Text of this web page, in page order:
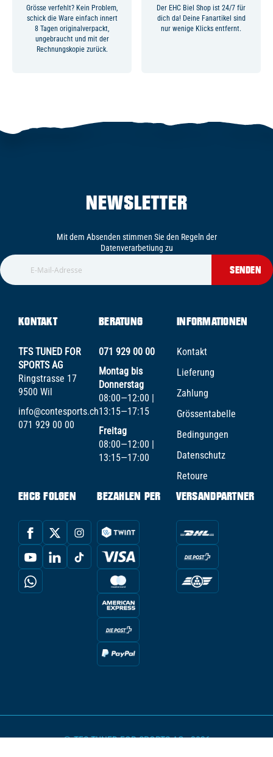
Grösse verfehlt? Kein Problem,
schick die Ware einfach innert
8 Tagen originalverpackt,
ungebraucht und mit der
Rechnungskopie zurück.
Der EHC Biel Shop ist 24/7 für
dich da! Deine Fanartikel sind
nur wenige Klicks entfernt.
NEWSLETTER
Mit dem Absenden stimmen Sie den Regeln der
Datenverarbetiung zu
SENDEN
KONTAKT
TFS TUNED FOR
SPORTS AG
Ringstrasse 17
9500 Wil
info@contesports.ch
071 929 00 00
BERATUNG
071 929 00 00
Montag bis
Donnerstag
08:00—12:00 |
13:15—17:15
Freitag
08:00—12:00 |
13:15—17:00
INFORMATIONEN
Kontakt
Lieferung
Zahlung
Grössentabelle
Bedingungen
Datenschutz
Retoure
EHCB FOLGEN BEZAHLEN PER VERSANDPARTNER
© TFS TUNED FOR SPORTS AG - 2026